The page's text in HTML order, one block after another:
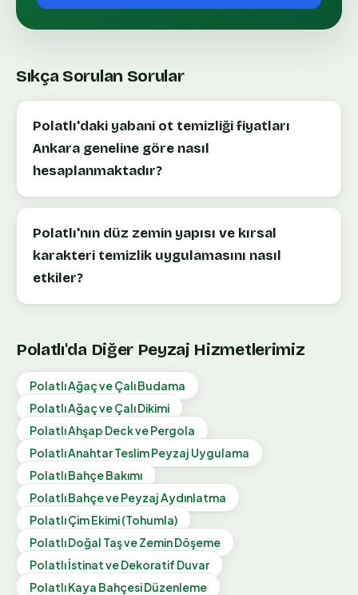
Sıkça Sorulan Sorular
Polatlı'daki yabani ot temizliği fiyatları
Ankara geneline göre nasıl
hesaplanmaktadır?
Polatlı'nın düz zemin yapısı ve kırsal
karakteri temizlik uygulamasını nasıl
etkiler?
Polatlı'da Diğer Peyzaj Hizmetlerimiz
PolatlıAğaç ve Çalı Budama
PolatlıAğaç ve Çalı Dikimi
PolatlıAhşap Deck ve Pergola
PolatlıAnahtar Teslim Peyzaj Uygulama
PolatlıBahçe Bakımı
PolatlıBahçe ve Peyzaj Aydınlatma
PolatlıÇim Ekimi (Tohumla)
PolatlıDoğal Taş ve Zemin Döşeme
Polatlıİstinat ve Dekoratif Duvar
PolatlıKaya Bahçesi Düzenleme